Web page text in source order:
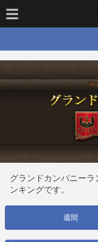
グランドカンパニー
ンキングです。
週間